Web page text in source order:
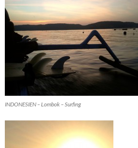
INDONESIEN – Lombok – Surfing